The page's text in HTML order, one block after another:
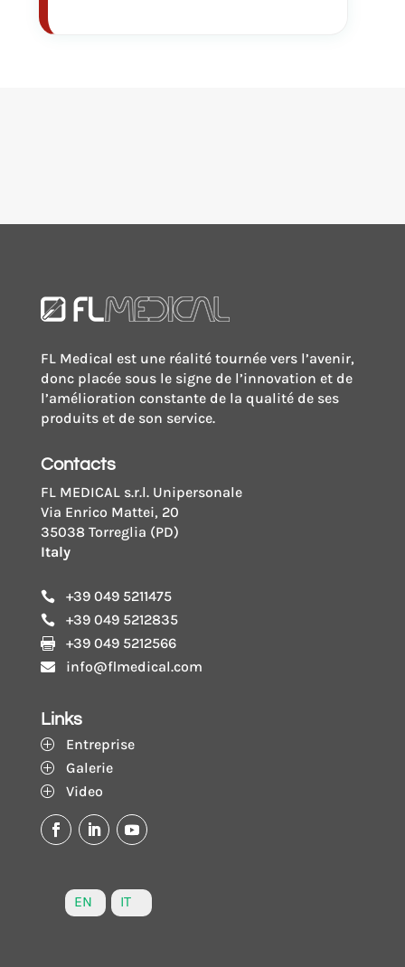
FL Medical est une réalité tournée vers l’avenir,
donc placée sous le signe de l’innovation et de
l’amélioration constante de la qualité de ses
produits et de son service.
Contacts
FL MEDICAL s.r.l. Unipersonale
Via Enrico Mattei, 20
35038 Torreglia (PD)
Italy
 +39 049 5211475
 +39 049 5212835
 +39 049 5212566
 info@flmedical.com
Links
P Entreprise
P Galerie
P Video
EN IT